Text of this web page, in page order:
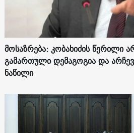
მოსაზრება: კობახიძის წერილი
გამართული დემაგოგია და
ნაწილი